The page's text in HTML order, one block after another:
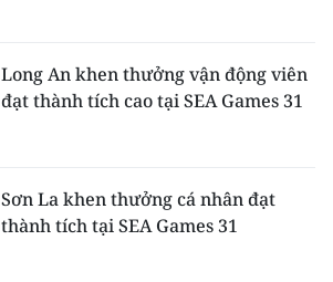
Long An khen thưởng vận động viên
đạt thành tích cao tại SEA Games 31
Sơn La khen thưởng cá nhân đạt
thành tích tại SEA Games 31